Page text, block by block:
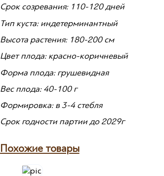
Срок созревания: 110-120 дней
Тип куста: индетерминантный
Высота растения: 180-200 см
Цвет плода: красно-коричневый
Форма плода: грушевидная
Вес плода: 40-100 г
Формировка: в 3-4 стебля
Срок годности партии до 2029г
Похожие товары